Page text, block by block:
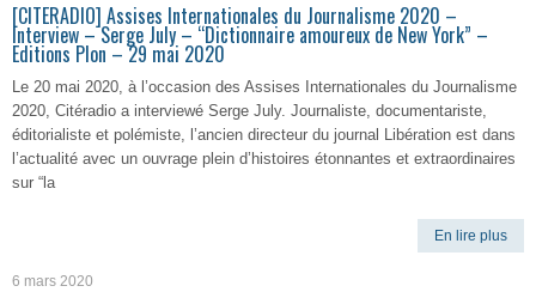
[CITERADIO] Assises Internationales du Journalisme 2020 –
Interview – Serge July – “Dictionnaire amoureux de New York” –
Editions Plon – 29 mai 2020
Le 20 mai 2020, à l’occasion des Assises Internationales du Journalisme
2020, Citéradio a interviewé Serge July. Journaliste, documentariste,
éditorialiste et polémiste, l’ancien directeur du journal Libération est dans
l’actualité avec un ouvrage plein d’histoires étonnantes et extraordinaires
sur “la
En lire plus
6 mars 2020